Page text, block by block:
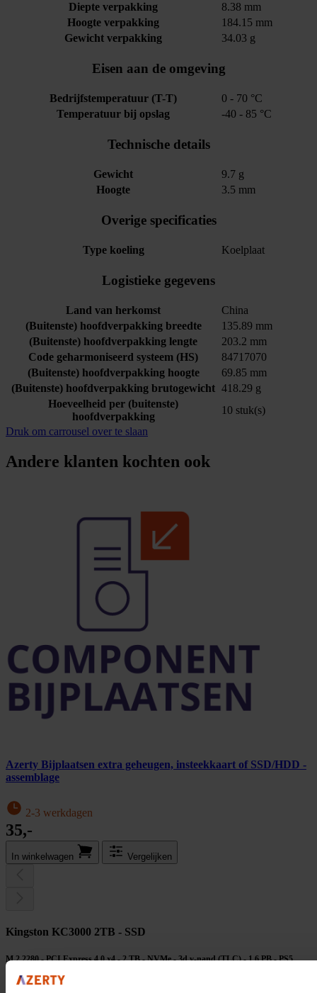
Diepte verpakking
8.38 mm
Hoogte verpakking
184.15 mm
Gewicht verpakking
34.03 g
Eisen aan de omgeving
Bedrijfstemperatuur (T-T)
0 - 70 °C
Temperatuur bij opslag
-40 - 85 °C
Technische details
Gewicht
9.7 g
Hoogte
3.5 mm
Overige specificaties
Type koeling Koelplaat
Logistieke gegevens
Land van herkomst
China
(Buitenste) hoofdverpakking breedte
135.89 mm
(Buitenste) hoofdverpakking lengte
203.2 mm
Code geharmoniseerd systeem (HS)
84717070
(Buitenste) hoofdverpakking hoogte
69.85 mm
(Buitenste) hoofdverpakking brutogewicht 418.29 g
Hoeveelheid per (buitenste)
hoofdverpakking
10 stuk(s)
Druk om carrousel over te slaan
Andere klanten kochten ook
Azerty Bijplaatsen extra geheugen, insteekkaart of SSD/HDD -
assemblage
2-3 werkdagen
35,-
In winkel­wagen Vergelijken
Kingston KC3000 2TB - SSD
M.2 2280 - PCI Express 4.0 x4 - 2 TB - NVMe - 3d v-nand (TLC) - 1.6 PB - PS5
329,-